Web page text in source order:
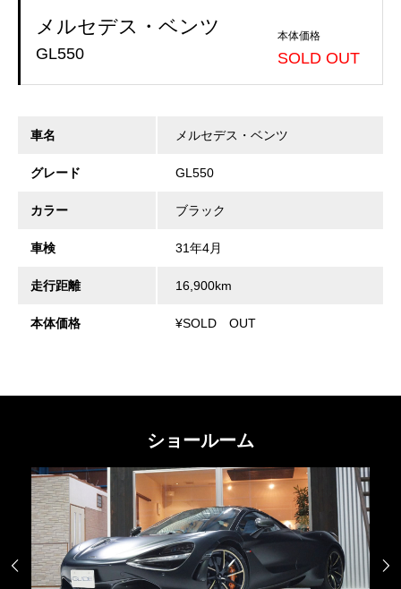
メルセデス・ベンツ
GL550
本体価格
SOLD OUT
車名 メルセデス・ベンツ
グレード GL550
カラー ブラック
車検 31年4月
走行距離 16,900km
本体価格 ¥SOLD OUT
ショールーム
 